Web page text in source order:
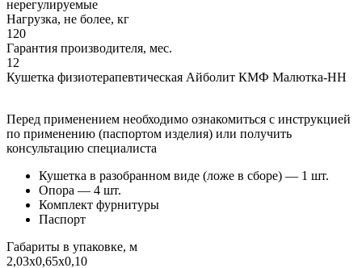
нерегулируемые
Нагрузка, не более, кг
120
Гарантия производителя, мес.
12
Кушетка физиотерапевтическая Айболит КМФ Малютка-НН
Перед применением необходимо ознакомиться с инструкцией
по применению (паспортом изделия) или получить
консультацию специалиста
Кушетка в разобранном виде (ложе в сборе) — 1 шт.
Опора — 4 шт.
Комплект фурнитуры
Паспорт
Габариты в упаковке, м
2,03х0,65х0,10